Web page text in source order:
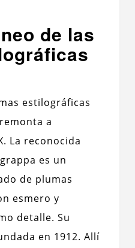
de las
estilográficas
a
La reconocida
es un
de plumas
esmero y
detalle. Su
en 1912. Allí